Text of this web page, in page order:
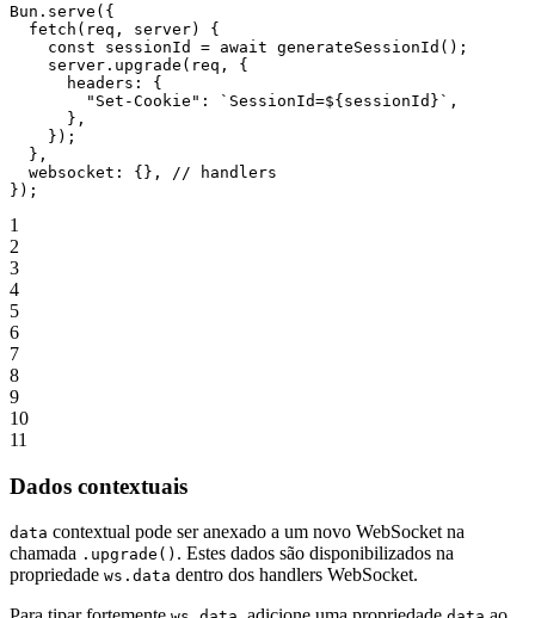
Bun. serve ({
  fetch
( req , server) {
    const
sessionId = await generateSessionId ();
    server.
upgrade (req, {
      headers: {
        "Set-Cookie"
: `SessionId=${ sessionId }` ,
      },
    });
  },
  websocket: {},
// handlers
});
1
2
3
4
5
6
7
8
9
10
11
Dados contextuais
data contextual pode ser anexado a um novo WebSocket na
chamada .upgrade() . Estes dados são disponibilizados na
propriedade ws.data dentro dos handlers WebSocket.